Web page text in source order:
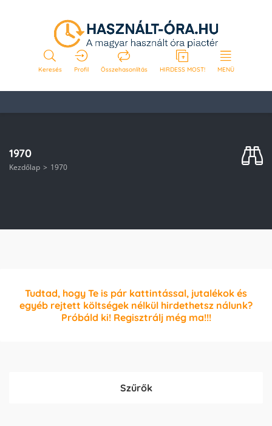
Keresés Profil Összehasonlítás HIRDESS MOST! MENÜ
1970
Kezdőlap 1970
Tudtad, hogy Te is pár kattintással, jutalékok és
egyéb rejtett költségek nélkül hirdethetsz nálunk?
Próbáld ki! Regisztrálj még ma!!!
Szűrők